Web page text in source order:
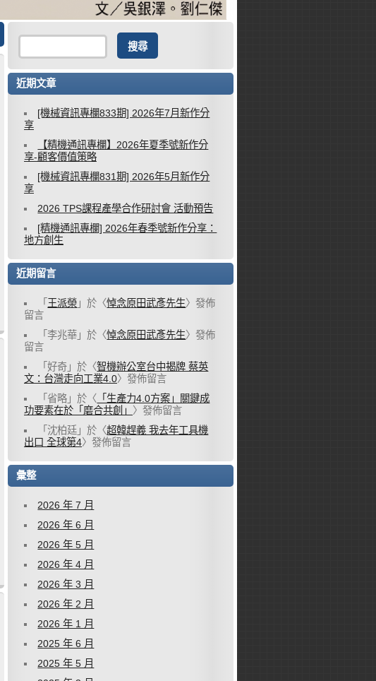
近期文章
[機械資訊專欄833期] 2026年7月新作分
享
【精機通訊專欄】2026年夏季號新作分
享-顧客價值策略
[機械資訊專欄831期] 2026年5月新作分
享
2026 TPS課程產學合作研討會 活動預告
[精機通訊專欄] 2026年春季號新作分享：
地方創生
近期留言
「 王派榮 」於〈悼念原田武彥先生〉發佈
留言
「李兆華 」於〈悼念原田武彥先生〉發佈
留言
「好奇 」於〈智機辦公室台中揭牌 蔡英
文：台灣走向工業4.0〉發佈留言
「 省略 」於〈 「生產力4.0方案」關鍵成
功要素在於「磨合共創」 〉發佈留言
「 沈柏廷 」於〈超韓趕義 我去年工具機
出口 全球第4〉發佈留言
彙整
2026 年 7 月
2026 年 6 月
2026 年 5 月
2026 年 4 月
2026 年 3 月
2026 年 2 月
2026 年 1 月
2025 年 6 月
2025 年 5 月